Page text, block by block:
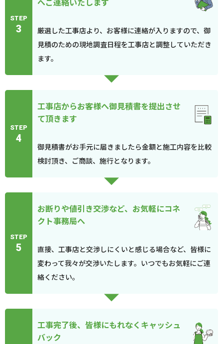
STEP
3
厳選した工事店より、お客様に連絡が入りますので、御
見積のための現地調査日程を工事店と調整していただき
ます。
STEP
4
工事店からお客様へ御見積書を提出させ
て頂きます
御見積書がお手元に届きましたら金額と施工内容を比較
検討頂き、ご商談、施行となります。
STEP
5
お断りや値引き交渉など、お気軽にコネ
クト事務局へ
直接、工事店と交渉しにくいと感じる場合など、皆様に
変わって我々が交渉いたします。いつでもお気軽にご連
絡ください。
工事完了後、皆様にもれなくキャッシュ
バック